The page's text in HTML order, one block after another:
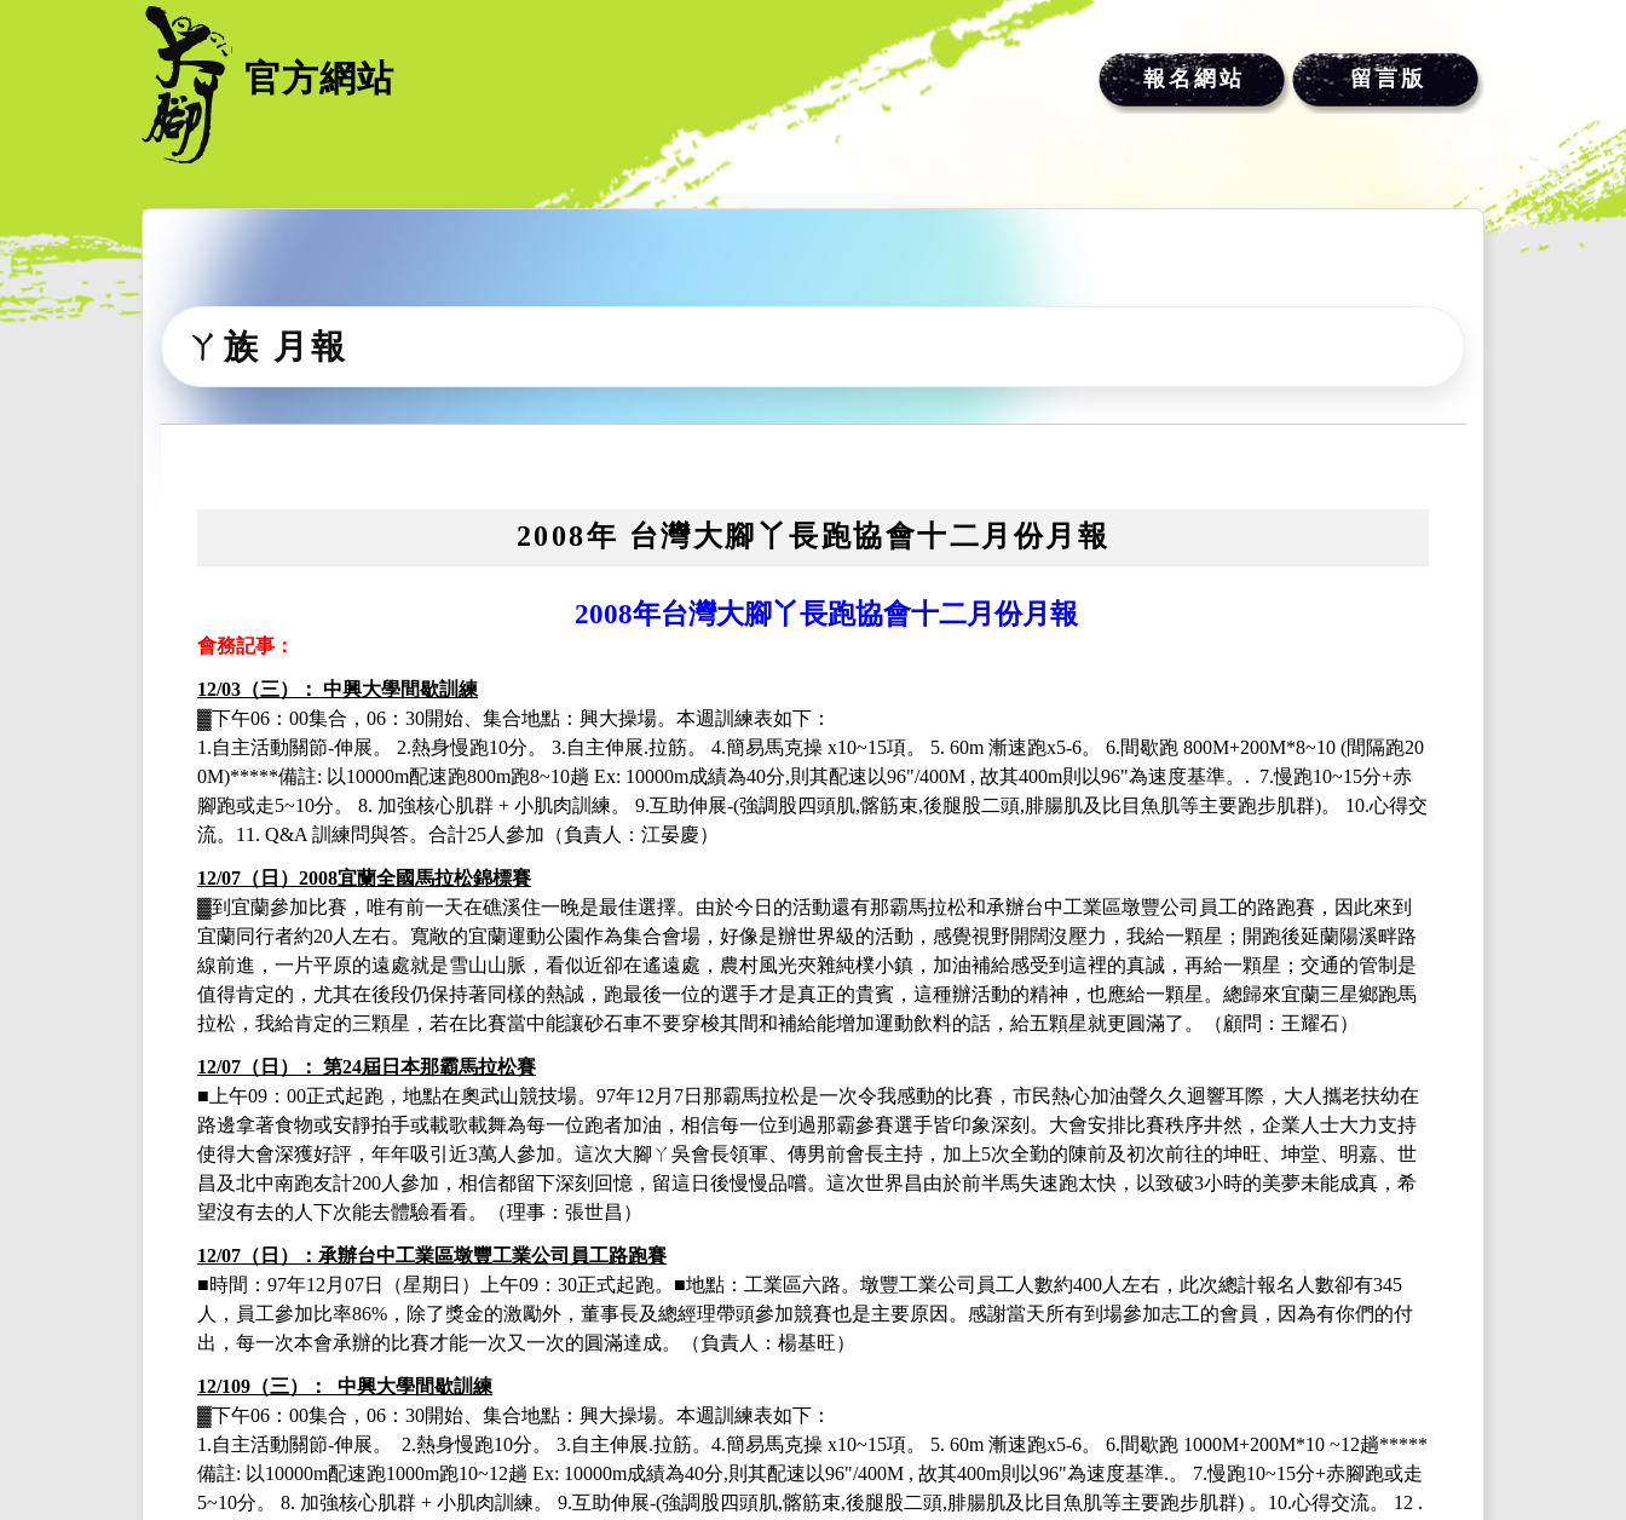
官方網站 報名網站 留言版
ㄚ族 月報
2008年 台灣大腳丫長跑協會十二月份月報
2008年台灣大腳丫長跑協會十二月份月報
會務記事：
12/03（三）： 中興大學間歇訓練
▓下午06：00集合，06：30開始、集合地點：興大操場。 本週訓練表如下 ：
1.自主活動關節-伸展。 2.熱身慢跑10分。 3.自主伸展.拉筋。 4.簡易馬克操 x10~15項。 5. 60m 漸速跑x5-6。 6.間歇跑 800M+200M*8~10 (間隔跑20
0M)*****備註: 以10000m配速跑800m跑8~10趟 Ex: 10000m成績為40分,則其配速以96"/400M , 故其400m則以96"為速度基準。 . 7.慢跑10~15分+赤
腳跑或走5~10分。 8. 加強核心肌群 + 小肌肉訓練。 9.互助伸展-(強調股四頭肌,髂筋束,後腿股二頭,腓腸肌及比目魚肌等主要跑步肌群)。 10.心得交
流。 11. Q&A 訓練問與答。 合計25人參加（負責人：江晏慶）
12/07（日）2008宜蘭全國馬拉松錦標賽
▓到宜蘭參加比賽，唯有前一天在礁溪住一晚是最佳選擇。由於今日的活動還有那霸馬拉松和承辦台中工業區墩豐公司員工的路跑賽，因此來到
宜蘭同行者約20人左右。寬敞的宜蘭運動公園作為集合會場，好像是辦世界級的活動，感覺視野開闊沒壓力，我給一顆星；開跑後延蘭陽溪畔路
線前進，一片平原的遠處就是雪山山脈，看似近卻在遙遠處，農村風光夾雜純樸小鎮，加油補給感受到這裡的真誠，再給一顆星；交通的管制是
值得肯定的，尤其在後段仍保持著同樣的熱誠，跑最後一位的選手才是真正的貴賓，這種辦活動的精神，也應給一顆星。總歸來宜蘭三星鄉跑馬
拉松，我給肯定的三顆星，若在比賽當中能讓砂石車不要穿梭其間和補給能增加運動飲料的話，給五顆星就更圓滿了。
（顧問：王耀石）
12/07（日）： 第24屆日本那霸馬拉松賽
■上午09：00正式起跑，地點在奧武山競技場。 97年12 月 7日那霸馬拉松是一次令我感動的比賽，市民熱心加油聲久久迴響耳際，大人攜老扶幼在
路邊拿著食物或安靜拍手或載歌載舞為每一位跑者加油，相信每一位到過那霸參賽選手皆印象深刻。大會安排比賽秩序井然，企業人士大力支持
使得大會深獲好評，年年吸引近3萬人參加。這次大腳ㄚ吳會長領軍、傳男前會長主持，加上5次全勤的陳前及初次前往的坤旺、坤堂、明嘉、世
昌及北中南跑友計200人參加，相信都留下深刻回憶，留這日後慢慢品嚐。這次世界昌由於前半馬失速跑太快，以致破3小時的美夢未能成真，希
望沒有去的人下次能去體驗看看。（理事：張世昌）
12/07（日）：承辦台中工業區墩豐工業公司員工路跑賽
■時間： 97年12月07日 （星期日）上午09：30正式起跑。■地點：工業區六路。墩豐工業公司員工人數約400人左右，此次總計報名人數卻有345
人，員工參加比率86%，除了獎金的激勵外，董事長及總經理帶頭參加競賽也是主要原因。感謝當天所有到場參加志工的會員，因為有你們的付
出，每一次本會承辦的比賽才能一次又一次的圓滿達成。（負責人：楊基旺）
12/109（三）： 中興大學間歇訓練
▓下午06：00集合，06：30開始、集合地點：興大操場。 本週訓練表如下 ：
1.自主活動關節-伸展。 2.熱身慢跑10分。 3.自主伸展.拉筋。 4.簡易馬克操 x10~15項。 5. 60m 漸速跑x5-6。 6.間歇跑 1000M+200M*10 ~12趟*****
備註: 以10000m配速跑1000m跑10~12趟 Ex: 10000m成績為40分,則其配速以96"/400M , 故其400m則以96"為速度基準.。 7.慢跑10~15分+赤腳跑或走
5~10分。 8. 加強核心肌群 + 小肌肉訓練。 9.互助伸展-(強調股四頭肌,髂筋束,後腿股二頭,腓腸肌及比目魚肌等主要跑步肌群) 。 10.心得交流。 12 .